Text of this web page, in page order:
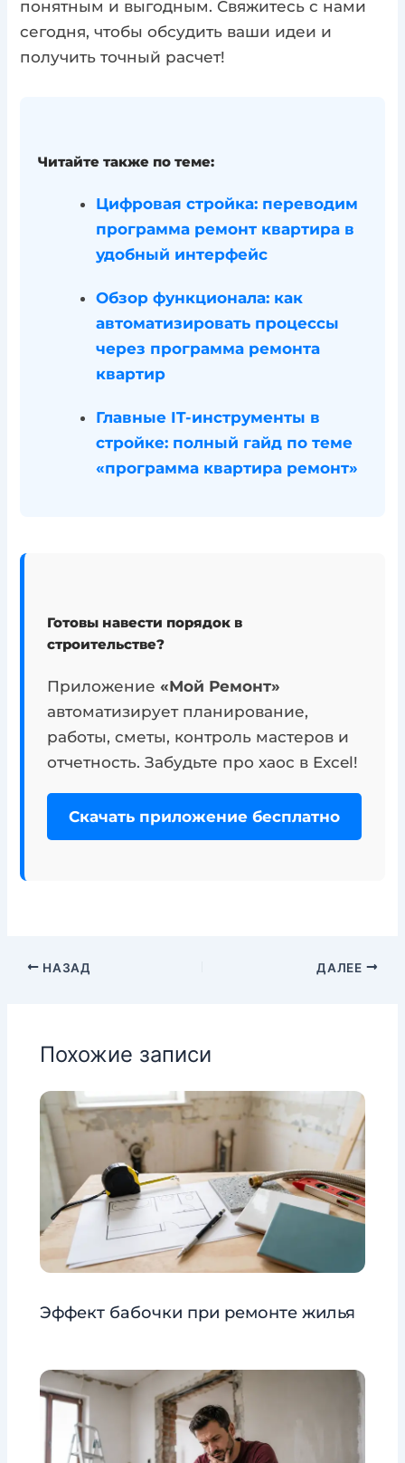
понятным и выгодным. Свяжитесь с нами
сегодня, чтобы обсудить ваши идеи и
получить точный расчет!
Читайте также по теме:
Цифровая стройка: переводим
программа ремонт квартира в
удобный интерфейс
Обзор функционала: как
автоматизировать процессы
через программа ремонта
квартир
Главные IT-инструменты в
стройке: полный гайд по теме
«программа квартира ремонт»
Готовы навести порядок в
строительстве?
Приложение«Мой Ремонт»
автоматизирует планирование,
работы, сметы, контроль мастеров и
отчетность. Забудьте про хаос в Excel!
Скачать приложение бесплатно
НАЗАД ДАЛЕЕ
Похожие записи
Эффект бабочки при ремонте жилья